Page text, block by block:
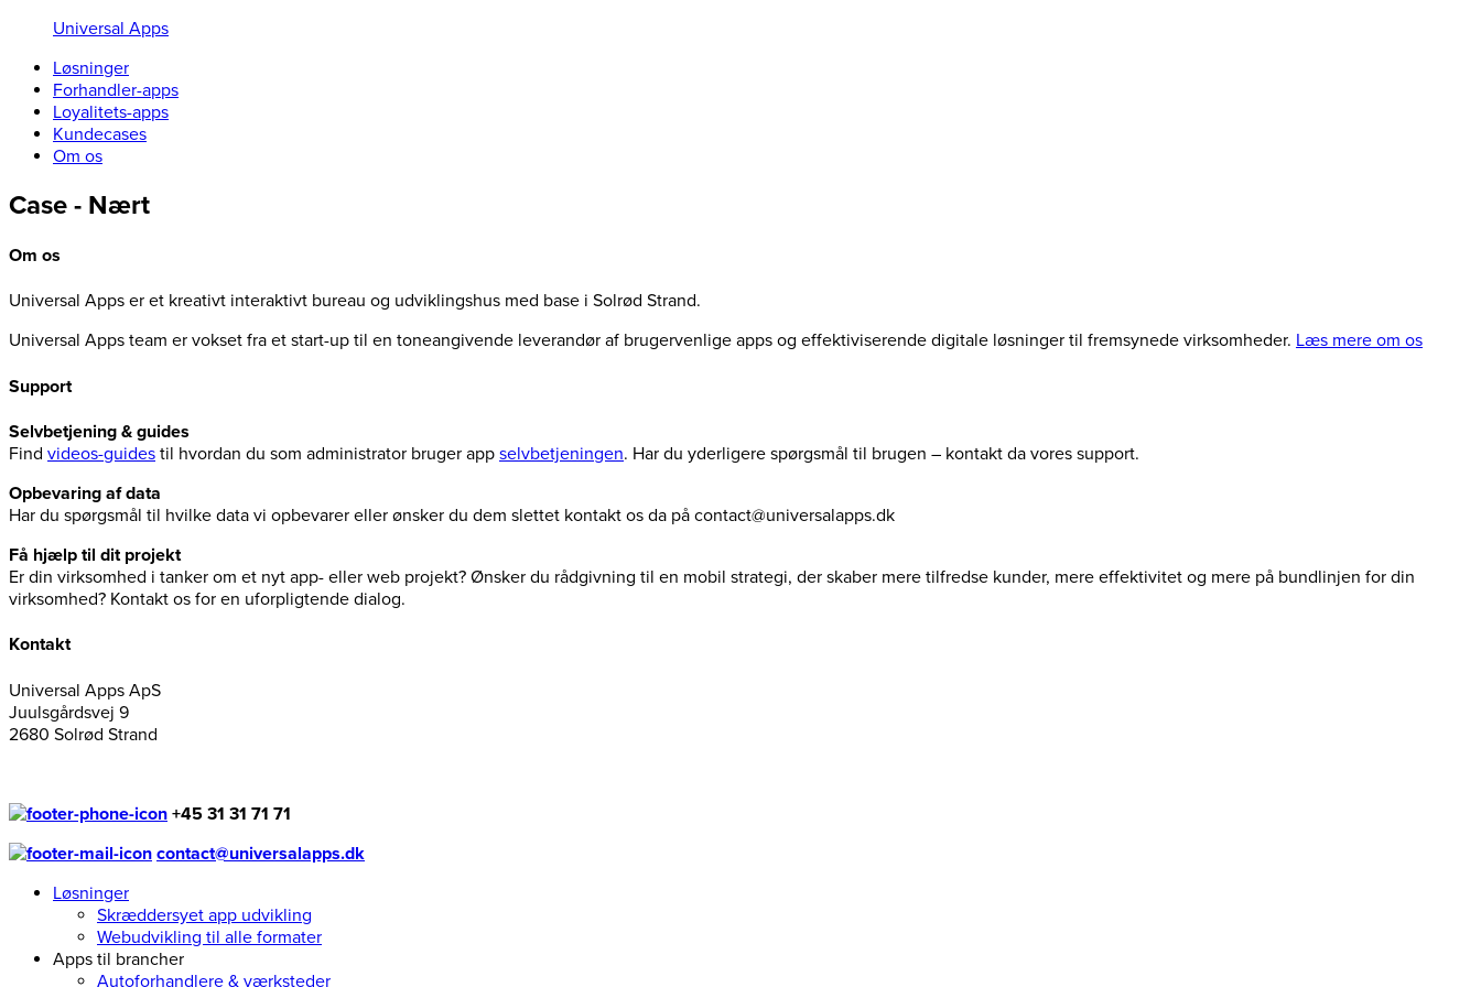
Universal Apps
Løsninger
Forhandler-apps
Loyalitets-apps
Kundecases
Om os
Case - Nært
Om os
Universal Apps er et kreativt interaktivt bureau og udviklingshus med base i Solrød Strand.
Universal Apps team er vokset fra et start-up til en toneangivende leverandør af brugervenlige apps og effektiviserende digitale løsninger til fremsynede virksomheder. Læs mere om os
Support
Selvbetjening & guides
Find videos-guides til hvordan du som administrator bruger app selvbetjeningen. Har du yderligere spørgsmål til brugen – kontakt da vores support.
Opbevaring af data
Har du spørgsmål til hvilke data vi opbevarer eller ønsker du dem slettet kontakt os da på contact@universalapps.dk
Få hjælp til dit projekt
Er din virksomhed i tanker om et nyt app- eller web projekt? Ønsker du rådgivning til en mobil strategi, der skaber mere tilfredse kunder, mere effektivitet og mere på bundlinjen for din
virksomhed? Kontakt os for en uforpligtende dialog.
Kontakt
Universal Apps ApS
Juulsgårdsvej 9
2680 Solrød Strand
+45 31 31 71 71
contact@universalapps.dk
Løsninger
Skræddersyet app udvikling
Webudvikling til alle formater
Apps til brancher
Autoforhandlere & værksteder